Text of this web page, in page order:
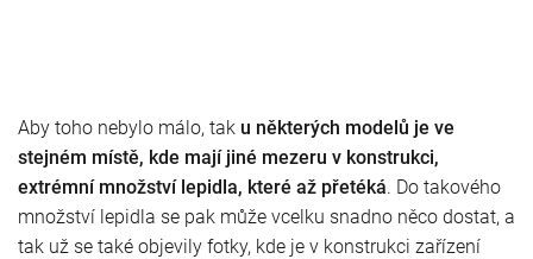
Aby toho nebylo málo, tak u některých modelů je ve
stejném místě, kde mají jiné mezeru v konstrukci,
extrémní množství lepidla, které až přetéká. Do takového
množství lepidla se pak může vcelku snadno něco dostat, a
tak už se také objevily fotky, kde je v konstrukci zařízení